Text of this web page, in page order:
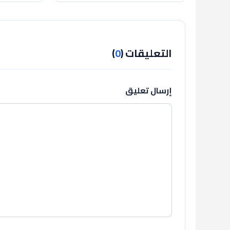
التعليقات (0
)
إرسال تعليق